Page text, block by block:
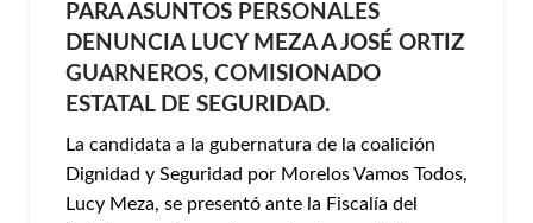
PARA ASUNTOS PERSONALES
DENUNCIA LUCY MEZA A JOSÉ ORTIZ
GUARNEROS, COMISIONADO
ESTATAL DE SEGURIDAD.
La candidata a la gubernatura de la coalición
Dignidad y Seguridad por Morelos Vamos Todos,
Lucy Meza, se presentó ante la Fiscalía del